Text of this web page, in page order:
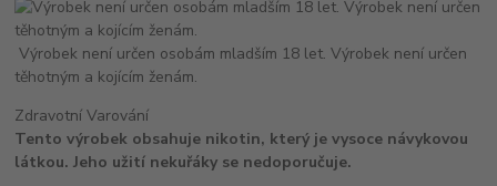
Výrobek není určen osobám mladším 18 let. Výrobek není určen
těhotným a kojícím ženám.
Zdravotní Varování
Tento výrobek obsahuje nikotin, který je vysoce návykovou
látkou. Jeho užití nekuřáky se nedoporučuje.